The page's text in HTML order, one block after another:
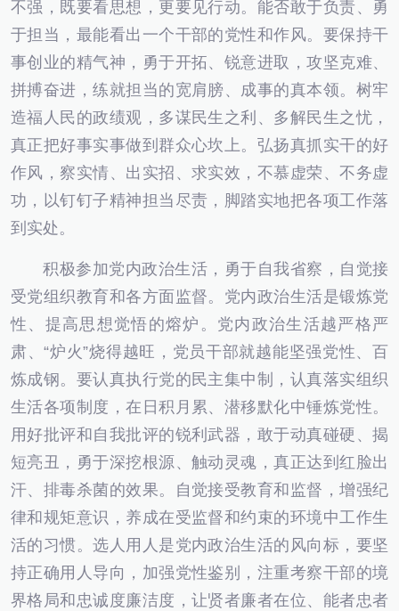
不强，既要看思想，更要见行动。能否敢于负责、勇
于担当，最能看出一个干部的党性和作风。要保持干
事创业的精气神，勇于开拓、锐意进取，攻坚克难、
拼搏奋进，练就担当的宽肩膀、成事的真本领。树牢
造福人民的政绩观，多谋民生之利、多解民生之忧，
真正把好事实事做到群众心坎上。弘扬真抓实干的好
作风，察实情、出实招、求实效，不慕虚荣、不务虚
功，以钉钉子精神担当尽责，脚踏实地把各项工作落
到实处。
积极参加党内政治生活，勇于自我省察，自觉接
受党组织教育和各方面监督。党内政治生活是锻炼党
性、提高思想觉悟的熔炉。党内政治生活越严格严
肃、“炉火”烧得越旺，党员干部就越能坚强党性、百
炼成钢。要认真执行党的民主集中制，认真落实组织
生活各项制度，在日积月累、潜移默化中锤炼党性。
用好批评和自我批评的锐利武器，敢于动真碰硬、揭
短亮丑，勇于深挖根源、触动灵魂，真正达到红脸出
汗、排毒杀菌的效果。自觉接受教育和监督，增强纪
律和规矩意识，养成在受监督和约束的环境中工作生
活的习惯。选人用人是党内政治生活的风向标，要坚
持正确用人导向，加强党性鉴别，注重考察干部的境
界格局和忠诚度廉洁度，让贤者廉者在位、能者忠者